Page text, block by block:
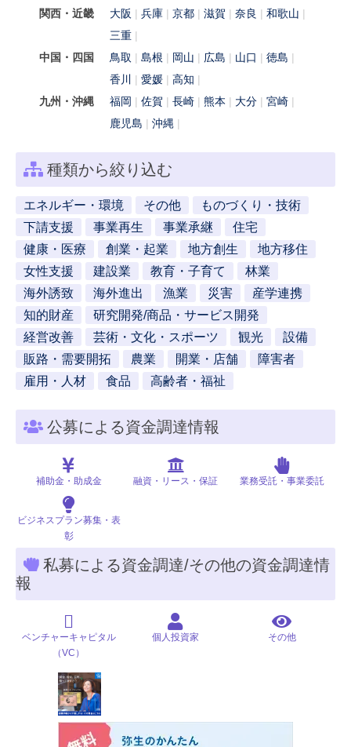
関西・近畿
大阪 兵庫 京都 滋賀 奈良
和歌山
三重
中国・四国
鳥取 島根 岡山 広島 山口
徳島
香川
愛媛
高知
九州・沖縄
福岡 佐賀 長崎 熊本 大分
宮崎
鹿児島
沖縄
種類から絞り込む
エネルギー・環境 その他
ものづくり・技術
下請支援
事業再生 事業承継
住宅
健康・医療
創業・起業 地方創生
地方移住
女性支援
建設業 教育・子育て
林業
海外誘致
海外進出 漁業 災害
産学連携
知的財産
研究開発/商品・サービス開発
経営改善
芸術・文化・スポーツ 観光
設備
販路・需要開拓
農業 開業・店舗
障害者
雇用・人材
食品 高齢者・福祉
公募による資金調達情報
補助金・助成金 融資・リース・保証 業務受託・事業委託
ビジネスプラン募集・表
彰
私募による資金調達/その他の資金調達情
報
ベンチャーキャピタル
（VC）
個人投資家 その他